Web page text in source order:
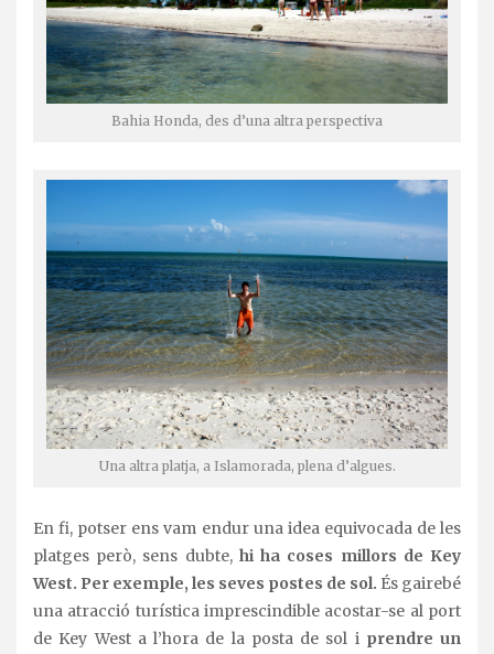
Bahia Honda, des d’una altra perspectiva
Una altra platja, a Islamorada, plena d’algues.
En fi, potser ens vam endur una idea equivocada de les
platges però, sens dubte, hi ha coses millors de Key
West. Per exemple, les seves postes de sol. És gairebé
una atracció turística imprescindible acostar-se al port
de Key West a l’hora de la posta de sol i prendre un